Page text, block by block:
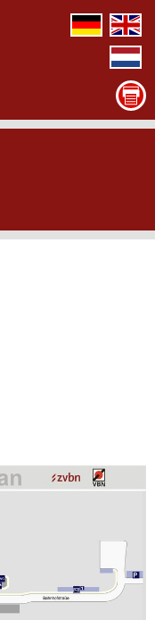
deutsch